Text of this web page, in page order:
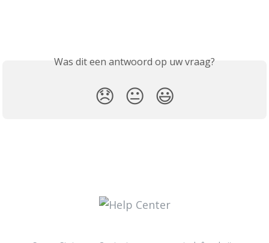
Was dit een antwoord op uw vraag?
😞 😐 😃